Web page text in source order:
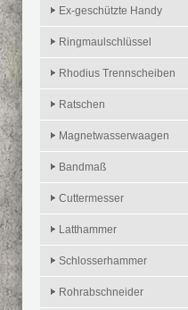
Ex-geschützte Handy
Ringmaulschlüssel
Rhodius Trennscheiben
Ratschen
Magnetwasserwaagen
Bandmaß
Cuttermesser
Latthammer
Schlosserhammer
Rohrabschneider